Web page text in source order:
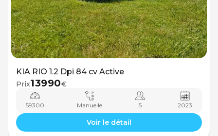
KIA RIO 1.2 Dpi 84 cv Active
Prix13990€
59300 Manuelle 5 2023
Voir le détail